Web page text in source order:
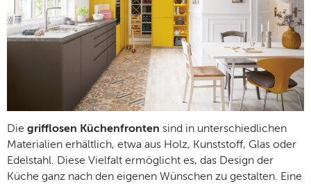
Die grifflosen Küchenfronten sind in unterschiedlichen
Materialien erhältlich, etwa aus Holz, Kunststoff, Glas oder
Edelstahl. Diese Vielfalt ermöglicht es, das Design der
Küche ganz nach den eigenen Wünschen zu gestalten. Eine